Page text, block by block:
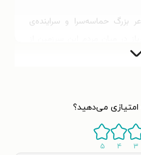
بزرگ حماسه‌سرا و سراینده‌ی
است، اما به‌رغم اهمیت و ارزش
فارسی، اطلاعات موثق و
فردوسی، صرف‌نظر از کنیه و
شناخته می‌شود، هیچ سندی که
می‌دهید؟
۳ ۴ ۵